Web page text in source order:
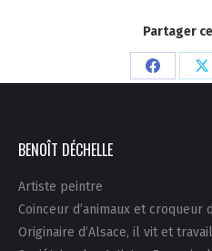
Partager
Partager
BENOÎT DÉCHELLE
Artiste peintre
Coinceur d’animaux et croqueur
Originaire d’Alsace, il vit et